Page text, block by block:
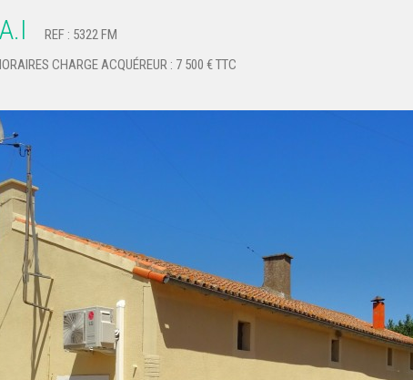
REF : 5322 FM
CHARGE ACQUÉREUR : 7 500 € TTC